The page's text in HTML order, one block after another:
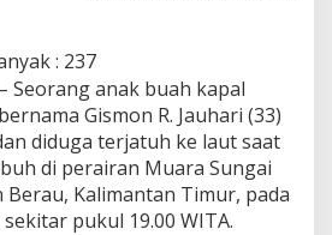
: 237
– Seorang anak buah kapal
Gismon R. Jauhari (33)
diduga terjatuh ke laut saat
di perairan Muara Sungai
Berau, Kalimantan Timur, pada
pukul 19.00 WITA.